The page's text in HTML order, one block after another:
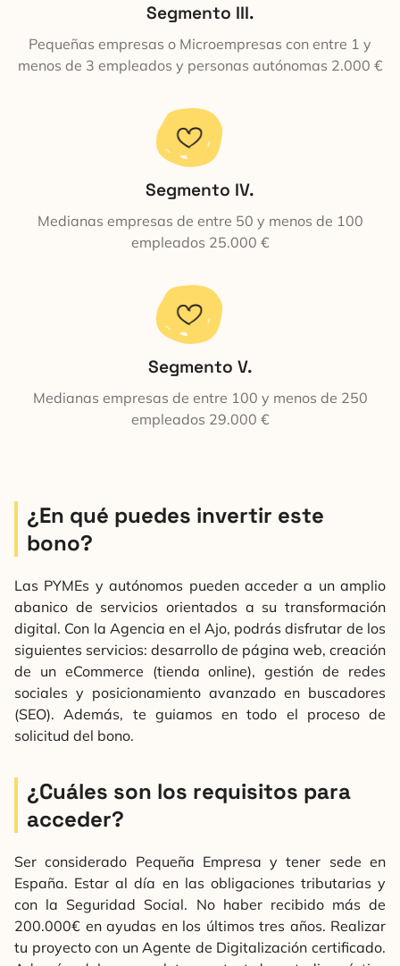
Segmento III.
Pequeñas empresas o Microempresas con entre 1 y
menos de 3 empleados y personas autónomas 2.000 €
Segmento IV.
Medianas empresas de entre 50 y menos de 100
empleados 25.000 €
Segmento V.
Medianas empresas de entre 100 y menos de 250
empleados 29.000 €
¿En qué puedes invertir este
bono?
Las PYMEs y autónomos pueden acceder a un amplio
abanico de servicios orientados a su transformación
digital. Con la Agencia en el Ajo, podrás disfrutar de los
siguientes servicios: desarrollo de página web, creación
de un eCommerce (tienda online), gestión de redes
sociales y posicionamiento avanzado en buscadores
(SEO). Además, te guiamos en todo el proceso de
solicitud del bono.
¿Cuáles son los requisitos para
acceder?
Ser considerado Pequeña Empresa y tener sede en
España. Estar al día en las obligaciones tributarias y
con la Seguridad Social. No haber recibido más de
200.000€ en ayudas en los últimos tres años. Realizar
tu proyecto con un Agente de Digitalización certificado.